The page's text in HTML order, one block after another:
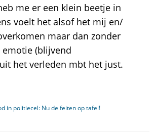
me er een klein beetje in
voelt het alsof het mij en/
maar dan zonder
(blijvend
het verleden mbt het just.
in politiecel: Nu de feiten op tafel!